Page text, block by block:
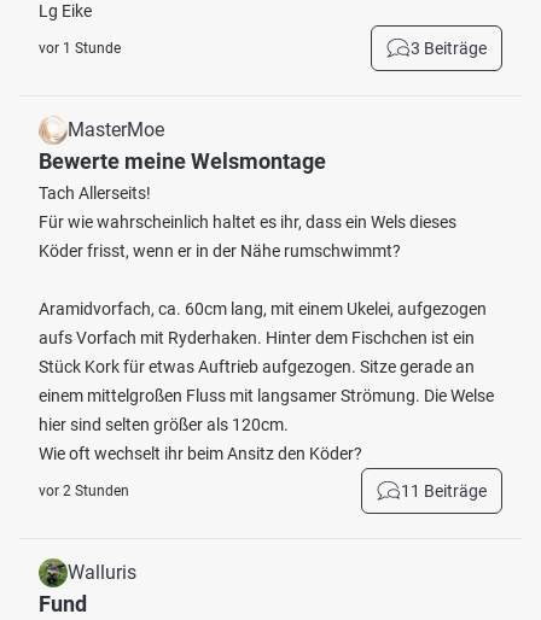
Lg Eike
vor 1 Stunde 3 Beiträge
MasterMoe
Bewerte meine Welsmontage
Tach Allerseits!
Für wie wahrscheinlich haltet es ihr, dass ein Wels dieses
Köder frisst, wenn er in der Nähe rumschwimmt?
Aramidvorfach, ca. 60cm lang, mit einem Ukelei, aufgezogen
aufs Vorfach mit Ryderhaken. Hinter dem Fischchen ist ein
Stück Kork für etwas Auftrieb aufgezogen. Sitze gerade an
einem mittelgroßen Fluss mit langsamer Strömung. Die Welse
hier sind selten größer als 120cm.
Wie oft wechselt ihr beim Ansitz den Köder?
vor 2 Stunden 11 Beiträge
Walluris
Fund